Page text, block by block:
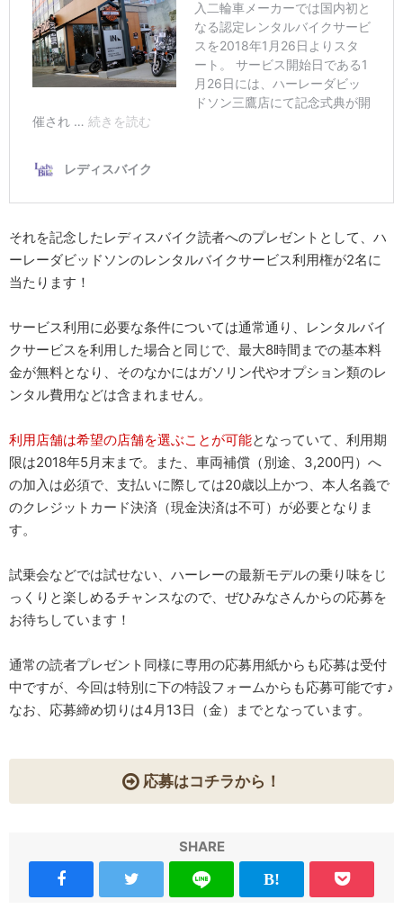
それを記念したレディスバイク読者へのプレゼントとして、ハ
ーレーダビッドソンのレンタルバイクサービス利用権が2名に
当たります！
サービス利用に必要な条件については通常通り、レンタルバイ
クサービスを利用した場合と同じで、最大8時間までの基本料
金が無料となり、そのなかにはガソリン代やオプション類のレ
ンタル費用などは含まれません。
利用店舗は希望の店舗を選ぶことが可能となっていて、利用期
限は2018年5月末まで。また、車両補償（別途、3,200円）へ
の加入は必須で、支払いに際しては20歳以上かつ、本人名義で
のクレジットカード決済（現金決済は不可）が必要となりま
す。
試乗会などでは試せない、ハーレーの最新モデルの乗り味をじ
っくりと楽しめるチャンスなので、ぜひみなさんからの応募を
お待ちしています！
通常の読者プレゼント同様に専用の応募用紙からも応募は受付
中ですが、今回は特別に下の特設フォームからも応募可能です♪
なお、応募締め切りは4月13日（金）までとなっています。
応募はコチラから！
SHARE